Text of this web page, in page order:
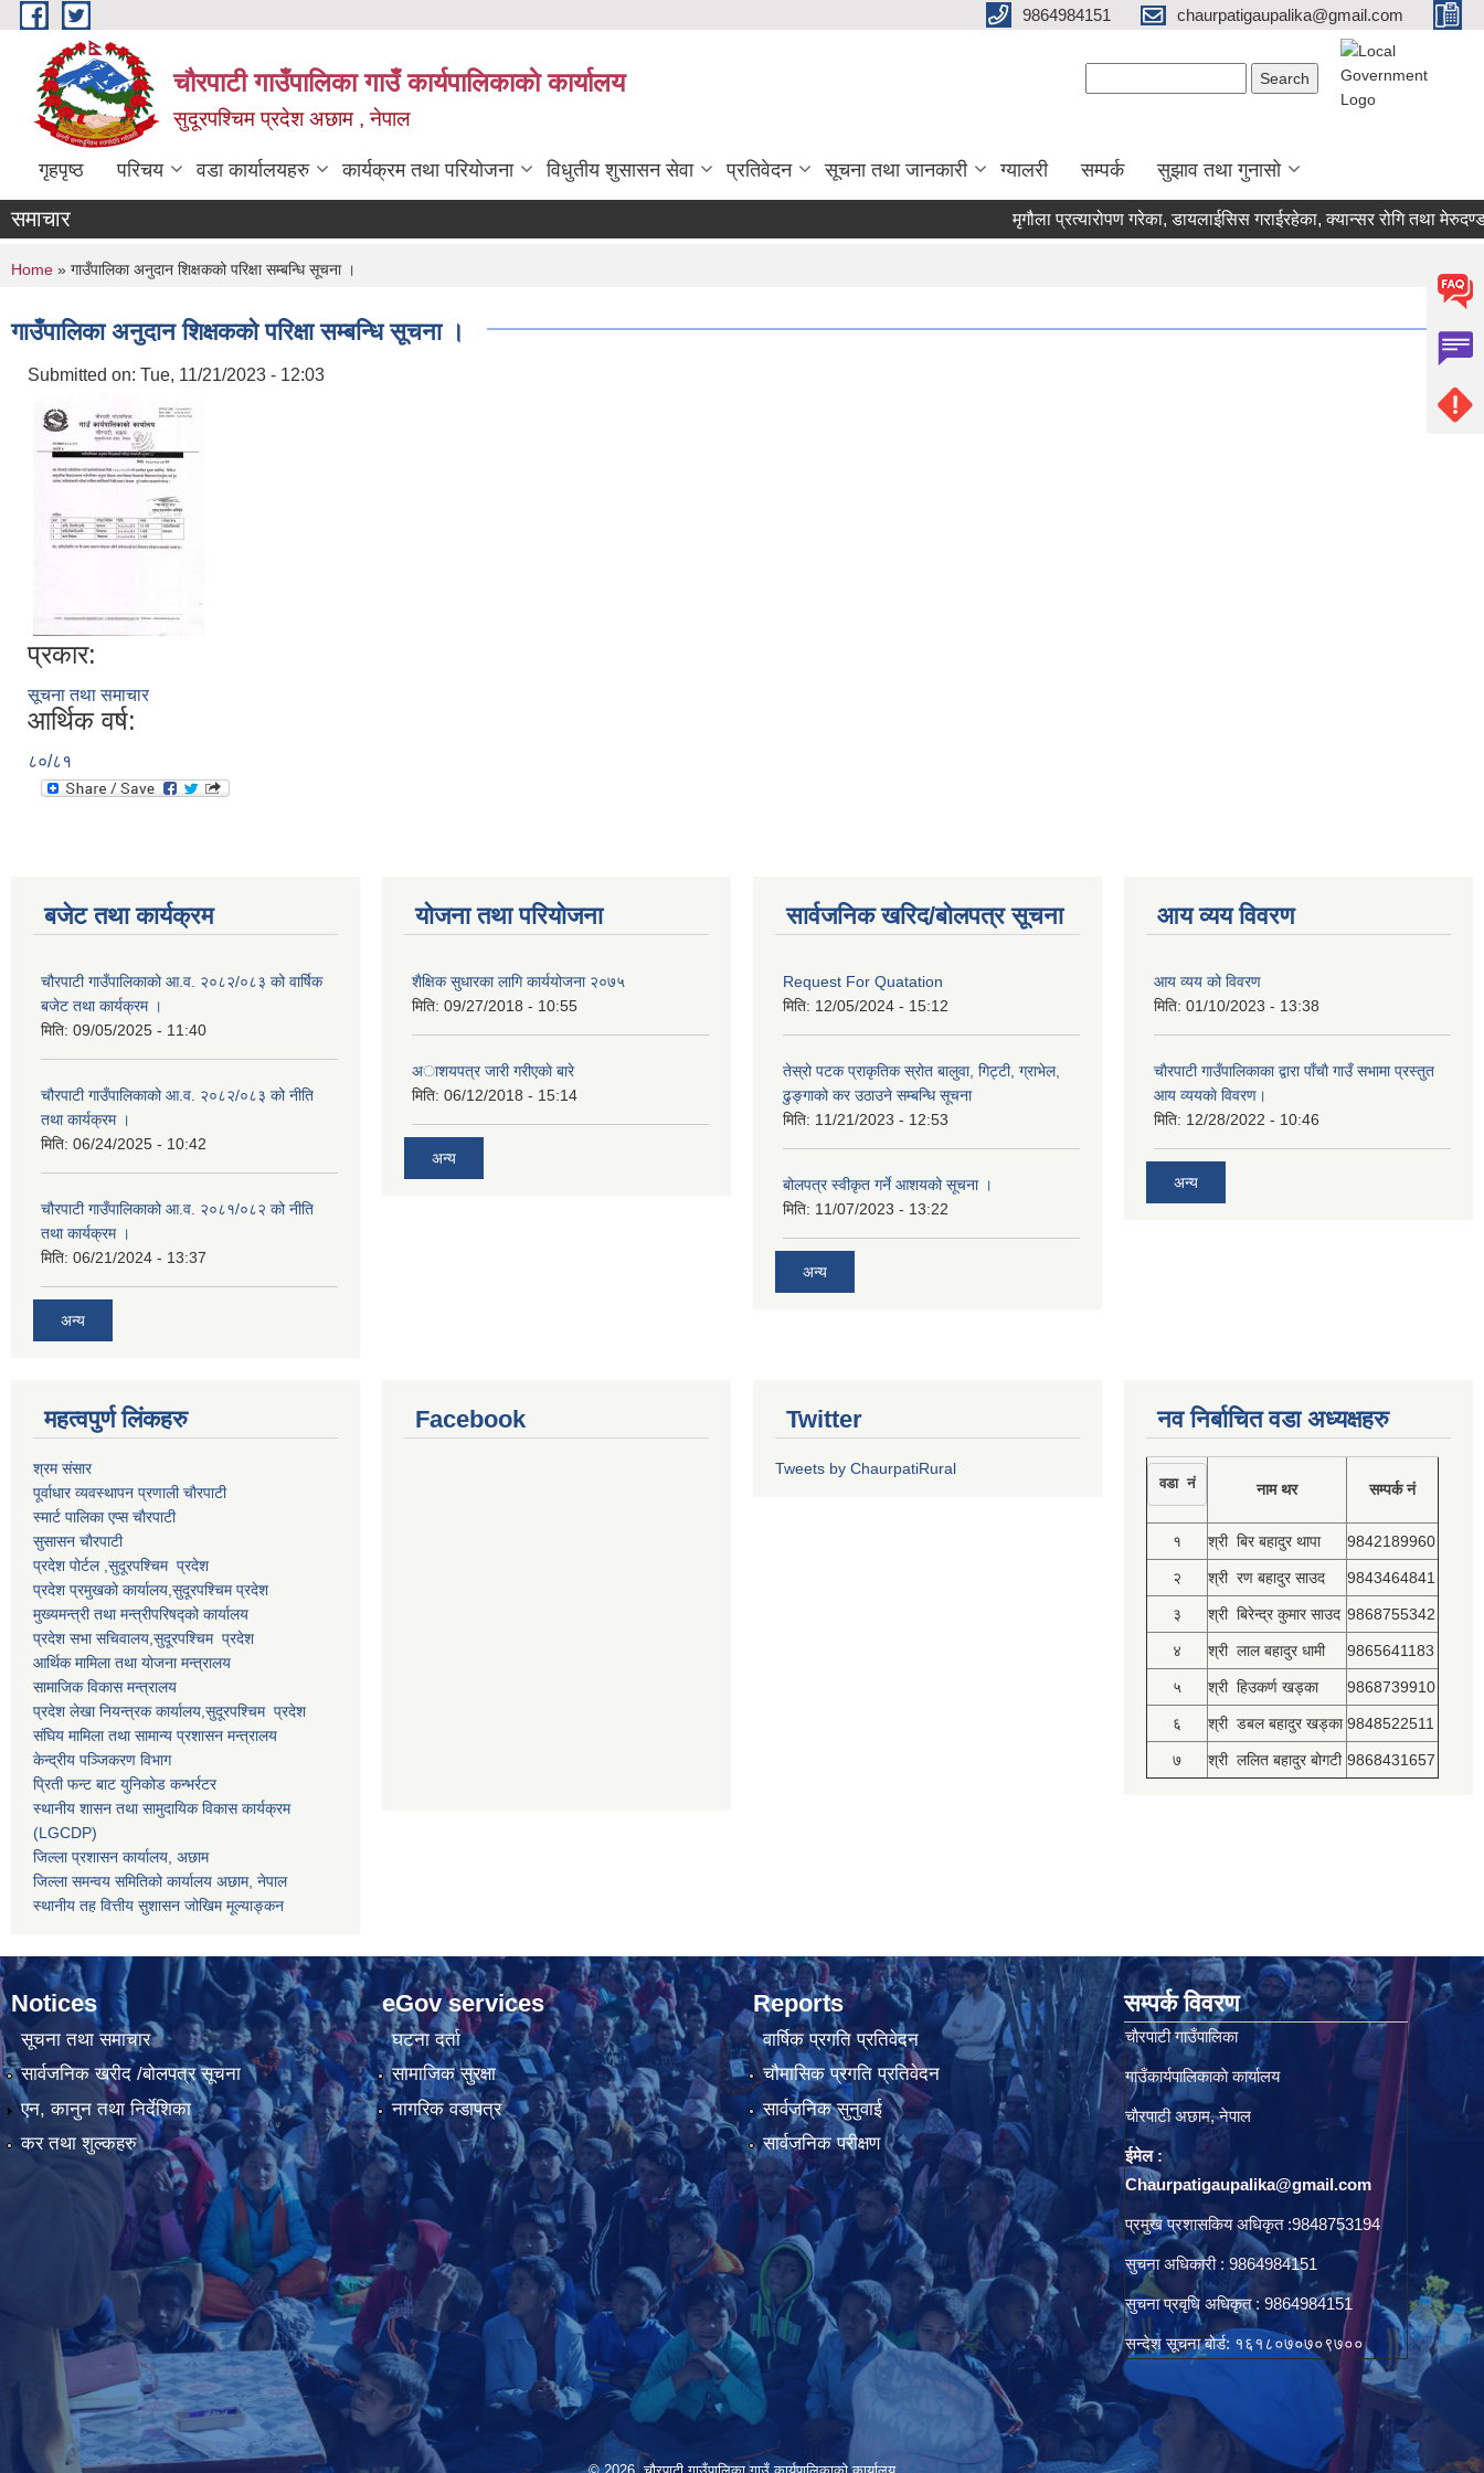
Skip to main content 9864984151 chaurpatigaupalika@gmail.com
चौरपाटी गाउँपालिका गाउँ कार्यपालिकाकाे कार्यालय
सुदूरपश्चिम प्रदेश अछाम , नेपाल
गृहपृष्ठ परिचय वडा कार्यालयहरु कार्यक्रम तथा परियोजना विधुतीय शुसासन सेवा प्रतिवेदन सूचना तथा जानकारी ग्यालरी सम्पर्क सुझाव तथा गुनासो
समाचार मृगौला प्रत्यारोपण गरेका, डायलाईसिस गराईरहेका, क्यान्सर रोगि तथा
You are here
Home » गाउँपालिका अनुदान शिक्षकको परिक्षा सम्बन्धि सूचना ।
गाउँपालिका अनुदान शिक्षकको परिक्षा सम्बन्धि सूचना ।
Submitted on: Tue, 11/21/2023 - 12:03
प्रकार:
सूचना तथा समाचार
आर्थिक वर्ष:
८०/८१
बजेट तथा कार्यक्रम
चौरपाटी गाउँपालिकाको आ.व. २०८२/०८३ को वार्षिक
बजेट तथा कार्यक्रम ।
मिति: 09/05/2025 - 11:40
चौरपाटी गाउँपालिकाको आ.व. २०८२/०८३ को नीति
तथा कार्यक्रम ।
मिति: 06/24/2025 - 10:42
चौरपाटी गाउँपालिकाको आ.व. २०८१/०८२ को नीति
तथा कार्यक्रम ।
मिति: 06/21/2024 - 13:37
अन्य
योजना तथा परियोजना
शैक्षिक सुधारका लागि कार्ययोजना २०७५
मिति: 09/27/2018 - 10:55
अाशयपत्र जारी गरीएकाे बारे
मिति: 06/12/2018 - 15:14
अन्य
सार्वजनिक खरिद/बोलपत्र सूचना
Request For Quatation
मिति: 12/05/2024 - 15:12
तेस्रो पटक प्राकृतिक स्रोत बालुवा, गिट्टी, ग्राभेल,
ढुङ्गाको कर उठाउने सम्बन्धि सूचना
मिति: 11/21/2023 - 12:53
बोलपत्र स्वीकृत गर्ने आशयको सूचना ।
मिति: 11/07/2023 - 13:22
अन्य
आय व्यय विवरण
आय व्यय को विवरण
मिति: 01/10/2023 - 13:38
चाैरपाटी गाउँपालिकाका द्वारा पाँचाै गाउँ सभामा प्रस्तुत
आय व्ययकाे विवरण।
मिति: 12/28/2022 - 10:46
अन्य
महत्वपुर्ण लि‌ंकहरु
श्रम संसार
पूर्वाधार व्यवस्थापन प्रणाली चाैरपाटी
स्मार्ट पालिका एप्स चाैरपाटी
सुसासन चाैरपाटी
प्रदेश पोर्टल ,सुदूरपश्चिम प्रदेश
प्रदेश प्रमुखको कार्यालय, सुदूरपश्चिमप्रदेश
मुख्यमन्त्री तथा मन्त्रीपरिषद्को कार्यालय
प्रदेश सभा सचिवालय, सुदूरपश्चिम प्रदेश
आर्थिक मामिला तथा योजना मन्त्रालय
सामाजिक विकास मन्त्रालय
प्रदेश लेखा नियन्त्रक कार्यालय, सुदूरपश्चिम प्रदेश
संघिय मामिला तथा सामान्य प्रशासन मन्त्रालय
केन्द्रीय पञ्जिकरण विभाग
प्रिती फन्ट बाट युनिकोड कन्भर्रटर
स्थानीय शासन तथा सामुदायिक विकास कार्यक्रम
(LGCDP)
जिल्ला प्रशासन कार्यालय, अछाम
जिल्ला समन्वय समितिको कार्यालय अछाम, नेपाल
स्थानीय तह वित्तीय सुशासन जोखिम मूल्याङ्कन
Facebook Twitter
Tweets by ChaurpatiRural
नव निर्बाचित वडा अध्यक्षहरु
वडा नं नाम थर सम्पर्क नं
१ श्री बिर बहादुर थापा 9842189960
२ श्री रण बहादुर साउद 9843464841
३ श्री बिरेन्द्र कुमार साउद 9868755342
४ श्री लाल बहादुर धामी 9865641183
५ श्री हिउकर्ण खड्का 9868739910
६ श्री डबल बहादुर खड्का 9848522511
७ श्री ललित बहादुर बोगटी 9868431657
Notices
सूचना तथा समाचार
सार्वजनिक खरीद /बोलपत्र सूचना
एन, कानुन तथा निर्देशिका
कर तथा शुल्कहरु
eGov services
घटना दर्ता
सामाजिक सुरक्षा
नागरिक वडापत्र
Reports
वार्षिक प्रगति प्रतिवेदन
चौमासिक प्रगति प्रतिवेदन
सार्वजनिक सुनुवाई
सार्वजनिक परीक्षण
सम्पर्क विवरण
चाैरपाटी गाउँपालिका
गाउँकार्यपालिकाकाे कार्यालय
चाैरपाटी अछाम, नेपाल
ईमेल :
Chaurpatigaupalika@gmail.com
प्रमुख प्रशासकिय अधिकृत :9848753194
सुचना अधिकारी : 9864984151
सुचना प्रवृधि अधिकृत : 9864984151
सन्देश सूचना बोर्ड: १६१८०७०७०९७००
© 2026 चौरपाटी गाउँपालिका गाउँ कार्यपालिकाकाे कार्यालय